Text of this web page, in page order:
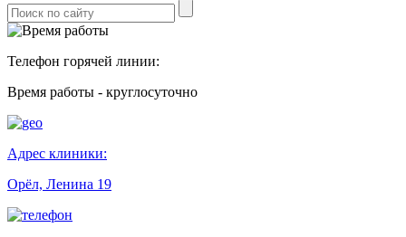
Телефон горячей линии:
Время работы - круглосуточно
Адрес клиники:
Орёл, Ленина 19